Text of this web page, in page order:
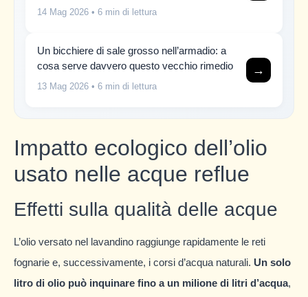
14 Mag 2026 • 6 min di lettura
Un bicchiere di sale grosso nell’armadio: a
cosa serve davvero questo vecchio rimedio
13 Mag 2026 • 6 min di lettura
→
Impatto ecologico dell’olio
usato nelle acque reflue
Effetti sulla qualità delle acque
L’olio versato nel lavandino raggiunge rapidamente le reti
fognarie e, successivamente, i corsi d’acqua naturali. Un solo
litro di olio può inquinare fino a un milione di litri d’acqua,